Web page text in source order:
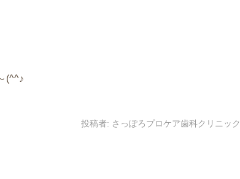
(^^♪
投稿者: さっぽろプロケア歯科クリニック